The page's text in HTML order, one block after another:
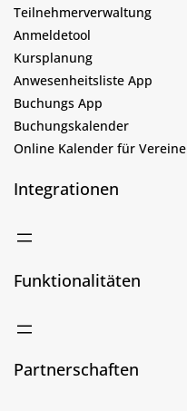
Teilnehmerverwaltung
Anmeldetool
Kursplanung
Anwesenheitsliste App
Buchungs App
Buchungskalender
Online Kalender für Vereine
Integrationen
Funktionalitäten
Partnerschaften